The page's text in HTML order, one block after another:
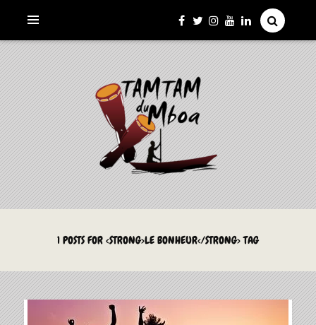
LE TAMTAM DU MBOA
La Culture du Mboa Dévoilée !
1 POSTS FOR <STRONG>LE BONHEUR</STRONG> TAG